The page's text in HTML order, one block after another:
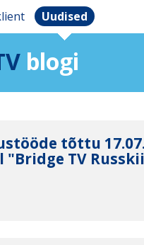
Uudised
blogi
tõttu
TV